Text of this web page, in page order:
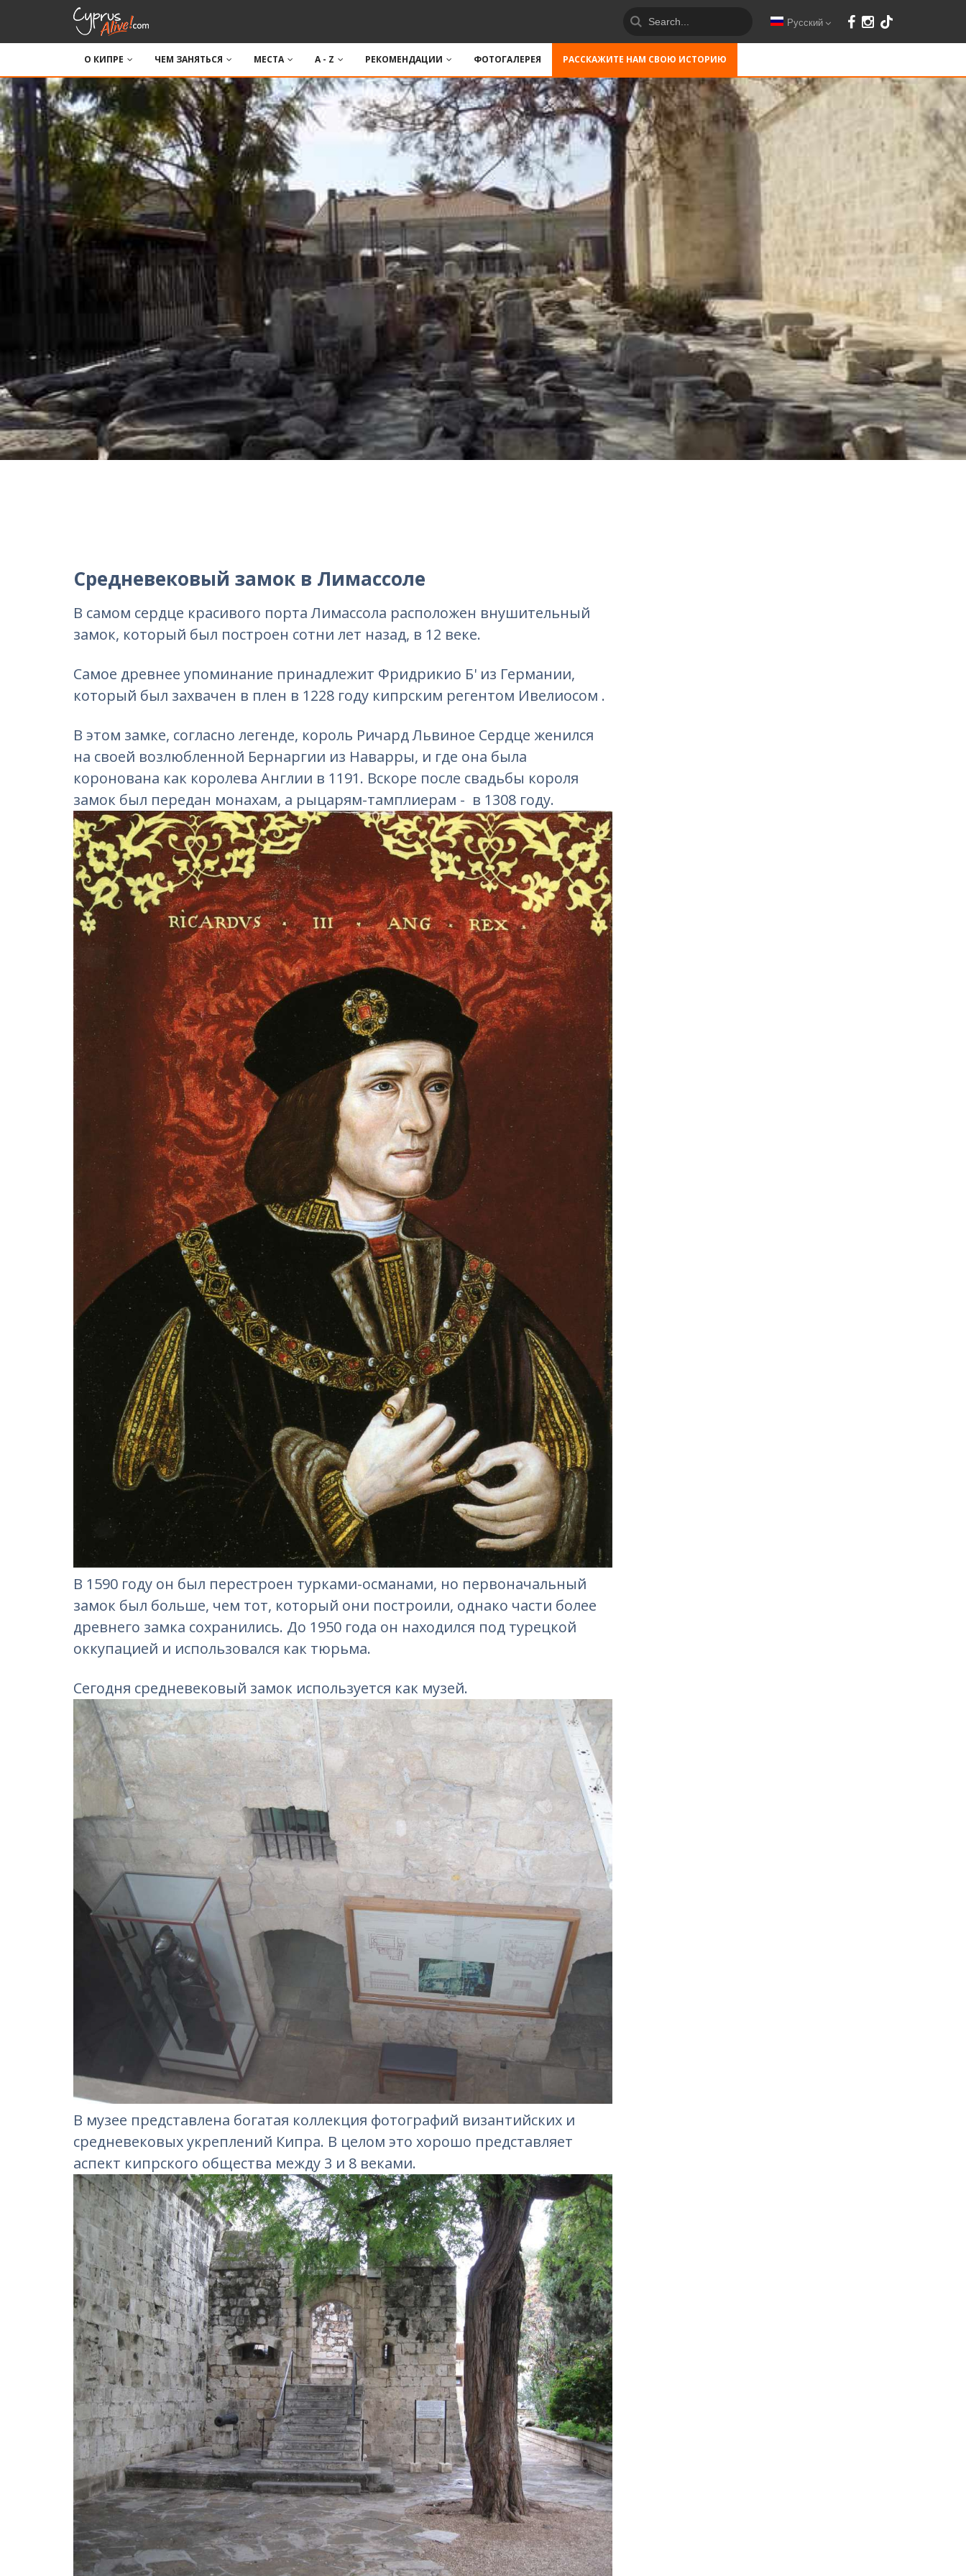
Русский
О КИПРЕ ЧЕМ ЗАНЯТЬСЯ МЕСТА A - Z РЕКОМЕНДАЦИИ ФОТОГАЛЕРЕЯ РАССКАЖИТЕ НАМ СВОЮ ИСТОРИЮ
Средневековый замок в Лимассоле
В самом сердце красивого порта Лимассола расположен внушительный
замок, который был построен сотни лет назад, в 12 веке.
Самое древнее упоминание принадлежит Фридрикио Б' из Германии,
который был захвачен в плен в 1228 году кипрским регентом Ивелиосом .
В этом замке, согласно легенде, король Ричард Львиное Сердце женился
на своей возлюбленной Бернаргии из Наварры, и где она была
коронована как королева Англии в 1191. Вскоре после свадьбы короля
замок был передан монахам, а рыцарям-тамплиерам - в 1308 году.
В 1590 году он был перестроен турками-османами, но первоначальный
замок был больше, чем тот, который они построили, однако части более
древнего замка сохранились. До 1950 года он находился под турецкой
оккупацией и использовался как тюрьма.
Сегодня средневековый замок используется как музей.
В музее представлена богатая коллекция фотографий византийских и
средневековых укреплений Кипра. В целом это хорошо представляет
аспект кипрского общества между 3 и 8 веками.